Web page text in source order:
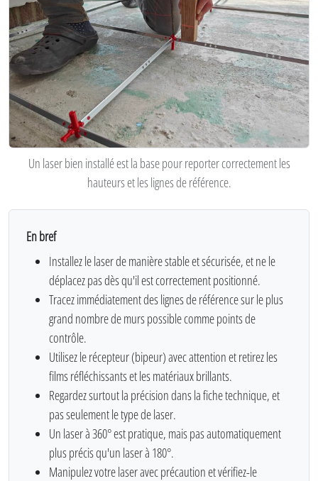
Un laser bien installé est la base pour reporter correctement les
hauteurs et les lignes de référence.
En bref
Installez le laser de manière stable et sécurisée, et ne le
déplacez pas dès qu'il est correctement positionné.
Tracez immédiatement des lignes de référence sur le plus
grand nombre de murs possible comme points de
contrôle.
Utilisez le récepteur (bipeur) avec attention et retirez les
films réfléchissants et les matériaux brillants.
Regardez surtout la précision dans la fiche technique, et
pas seulement le type de laser.
Un laser à 360° est pratique, mais pas automatiquement
plus précis qu'un laser à 180°.
Manipulez votre laser avec précaution et vérifiez-le